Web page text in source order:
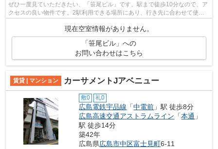
ぜひ一度見ていただきたい、「笹尾ビル」です。駅まで徒歩10分なので、ア
クセスの良い物件です。2駅利用できる場所にあり、行き先に合わせて使い
分けができます。さわやかな朝を迎える...
現在空室情報がありません。
「笹尾ビル」への
お問い合わせはこちら
賃貸 | マンション カーサメントJアベニュー
敷0 礼0
広島電鉄宇品線 「中電前 」駅 徒歩8分
広島高速交通アストラムライン 「本通 」
駅 徒歩14分
築42年
広島県広島市中区富士見町6-11